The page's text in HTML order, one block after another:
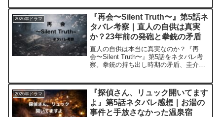
レあり／フィクション考察）
2026年ドラマ
『再会〜Silent Truth〜』第5話ネ
タバレ考察｜直人の自供は真実
か？23年前の発砲と拳銃の矛盾
直人の自供は本当に真実なのか？『再
会〜Silent Truth〜』第5話をネタバレ考
察。拳銃の持ち出し時期の矛盾、圭介の
きます。
2026年ドラマ
『探偵さん、リュック開いてます
よ』第5話ネタバレ感想｜お湯の
事件と手放さなかった温泉宿